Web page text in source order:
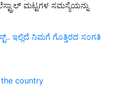
country
ಮಟ್ಟಗಳ ಸಮಸ್ಯೆಯನ್ನು
ಇಲ್ಲಿದೆ ನಿಮಗೆ ಗೊತ್ತಿರದ ಸಂಗತಿ